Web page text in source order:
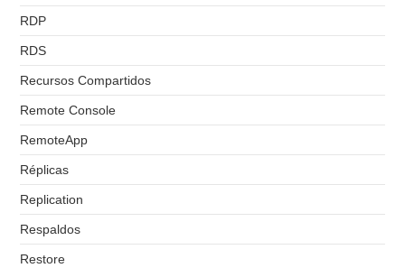
RDP
RDS
Recursos Compartidos
Remote Console
RemoteApp
Réplicas
Replication
Respaldos
Restore